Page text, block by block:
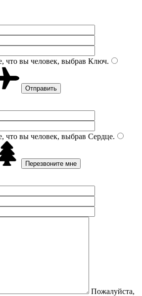
что вы человек, выбрав Ключ.
что вы человек, выбрав Сердце.
Пожалуйста,